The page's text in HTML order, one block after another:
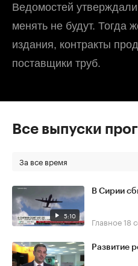
Ведомостей
менять не будут. Тогда
издания, контракты
поставщики труб.
Все выпуски
За все время
5:10
В Сирии
Главное18
Развитие